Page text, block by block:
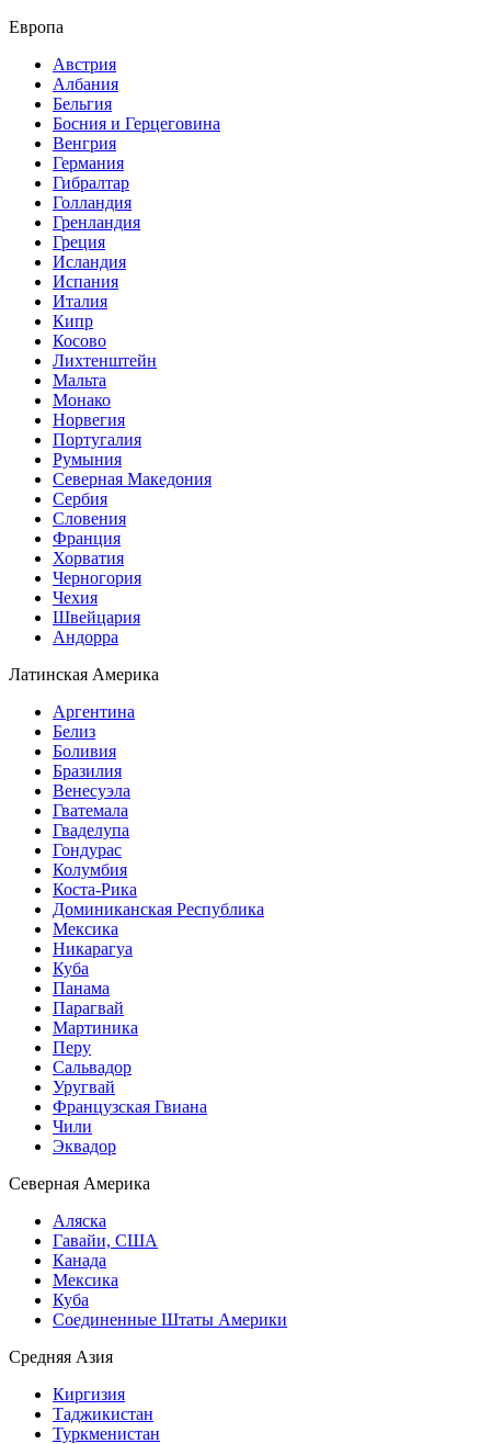
Европа
Австрия
Албания
Бельгия
Босния и Герцеговина
Венгрия
Германия
Гибралтар
Голландия
Гренландия
Греция
Исландия
Испания
Италия
Кипр
Косово
Лихтенштейн
Мальта
Монако
Норвегия
Португалия
Румыния
Северная Македония
Сербия
Словения
Франция
Хорватия
Черногория
Чехия
Швейцария
Андорра
Латинская Америка
Аргентина
Белиз
Боливия
Бразилия
Венесуэла
Гватемала
Гваделупа
Гондурас
Колумбия
Коста-Рика
Доминиканская Республика
Мексика
Никарагуа
Куба
Панама
Парагвай
Мартиника
Перу
Сальвадор
Уругвай
Французская Гвиана
Чили
Эквадор
Северная Америка
Аляска
Гавайи, США
Канада
Мексика
Куба
Соединенные Штаты Америки
Средняя Азия
Киргизия
Таджикистан
Туркменистан